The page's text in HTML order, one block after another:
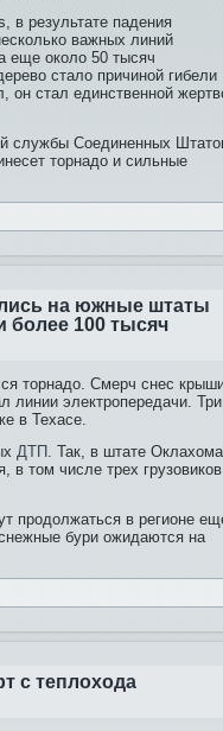
в результате падения
важных линий
еще около 50 тысяч
стало причиной гибе­ли
он стал еди­нственной
службы Соеди­ненных
торнадо и сильные
на южные штаты
более 100 тысяч
торнадо. Смерч снес
линии электропередачи. Три
в Техасе.
ДТП . Так, в штате Оклахома
в том числе трех
продолжаться в регионе
бури ожидаются на
с теплохода